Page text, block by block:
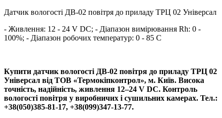
Датчик вологості ДВ-02 повітря до приладу ТРЦ 02 Універсал
- Живлення: 12 - 24 V DC; - Діапазон вимірювання Rh: 0 -
100%; - Діапазон робочих температур: 0 - 85 С
Купити датчик вологості ДВ-02 повітря до приладу ТРЦ 02
Універсал від ТОВ «Термокіпконтрол», м. Київ. Висока
точність, надійність, живлення 12–24 V DC. Контроль
вологості повітря у виробничих і сушильних камерах. Тел.:
+38(050)385-81-17, +38(099)347-13-77.